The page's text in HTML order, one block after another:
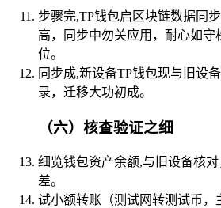
步骤完,TP钱包启区块链数据同
高，同步中勿关应用，耐心如守
位。
同步成,新设备TP钱包现与旧设
录，迁移大功初成。
（六）核查验证之细
细览钱包资产余额,与旧设备核
差。
试小额转账（测试网转测试币，